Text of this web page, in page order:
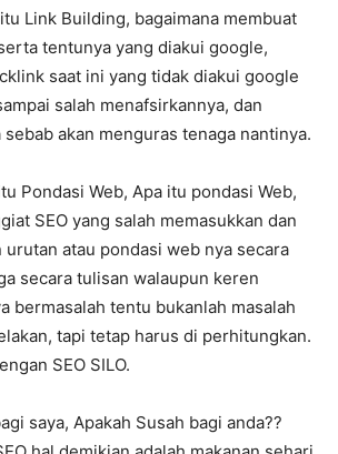
Link Building, bagaimana membuat
tentunya yang diakui google,
saat ini yang tidak diakui google
salah menafsirkannya, dan
akan menguras tenaga nantinya.
Pondasi Web, Apa itu pondasi Web,
SEO yang salah memasukkan dan
atau pondasi web nya secara
secara tulisan walaupun keren
bermasalah tentu bukanlah masalah
tapi tetap harus di perhitungkan.
SEO SILO.
saya, Apakah Susah bagi anda??